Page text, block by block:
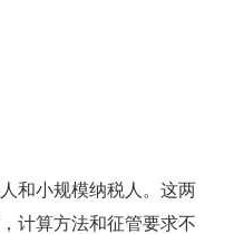
和小规模纳税人。这两
计算方法和征管要求不